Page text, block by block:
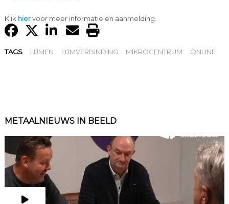
Klik hiervoor meer informatie en aanmelding.
TAGS LIJMEN LIJMVERBINDING MIKROCENTRUM ONLINE
METAALNIEUWS IN BEELD